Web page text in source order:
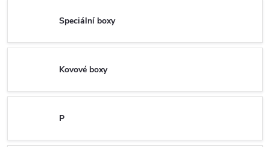
Speciální boxy
Kovové boxy
P